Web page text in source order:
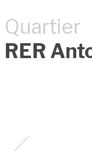
Quartier
RER